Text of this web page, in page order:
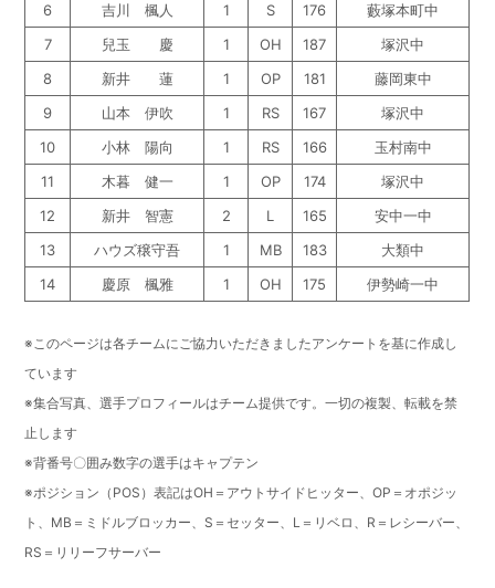
6
吉川 楓人 1 S 176
藪塚本町中
7
兒玉 慶 1 OH 187
塚沢中
8
新井 蓮 1 OP 181
藤岡東中
9
山本 伊吹 1 RS 167
塚沢中
10
小林 陽向 1 RS 166
玉村南中
11
木暮 健一 1 OP 174
塚沢中
12
新井 智憲 2 L 165
安中一中
13
ハウズ穣守吾 1 MB 183
大類中
14
慶原 楓雅 1 OH 175 伊勢崎一中
※このページは各チームにご協力いただきましたアンケートを基に作成し
ています
※集合写真、選手プロフィールはチーム提供です。一切の複製、転載を禁
止します
※背番号〇囲み数字の選手はキャプテン
※ポジション（POS）表記はOH＝アウトサイドヒッター、OP＝オポジッ
ト、MB＝ミドルブロッカー、S＝セッター、L＝リベロ、R＝レシーバー、
RS＝リリーフサーバー